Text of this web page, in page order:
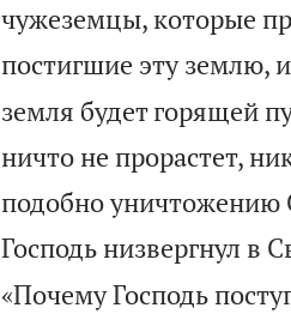
чужеземцы, которые
постигшие эту землю,
земля будет горящей
ничто не прорастет,
подобно
Господь низвергнул в
«Почему Господь